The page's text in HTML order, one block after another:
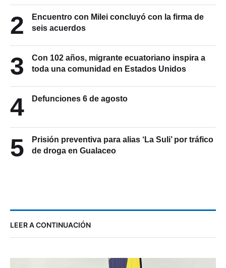
2
Encuentro con Milei concluyó con la firma de
seis acuerdos
3
Con 102 años, migrante ecuatoriano inspira a
toda una comunidad en Estados Unidos
4 Defunciones 6 de agosto
5
Prisión preventiva para alias ‘La Suli’ por tráfico
de droga en Gualaceo
LEER A CONTINUACIÓN